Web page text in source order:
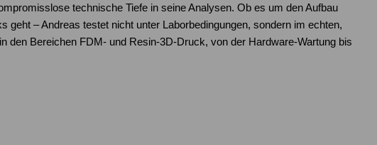
technische Tiefe in seine Analysen. Ob es um den Aufbau
– Andreas testet nicht unter Laborbedingungen, sondern im echten,
den Bereichen FDM- und Resin-3D-Druck, von der Hardware-Wartung bis